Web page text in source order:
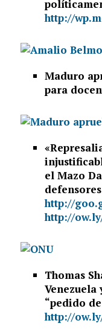
http://
Maduro
para
el Mazo
http://
http://
Thomas
Venezuela
“pedido
http://